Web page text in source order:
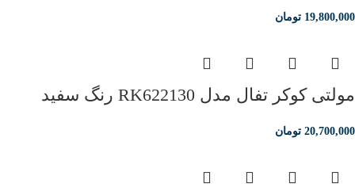
19,800,000 تومان
مولتی کوکر تفال مدل RK622130 رنگ سفید
20,700,000 تومان